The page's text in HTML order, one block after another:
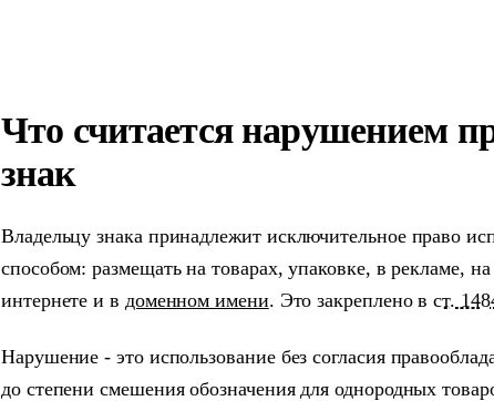
Что считается нарушением
знак
Владельцу знака принадлежит исключительное право
способом: размещать на товарах, упаковке, в рекламе,
интернете и в доменном имени. Это закреплено вст.
Нарушение - это использование без согласия
до степени смешения обозначения для однородных